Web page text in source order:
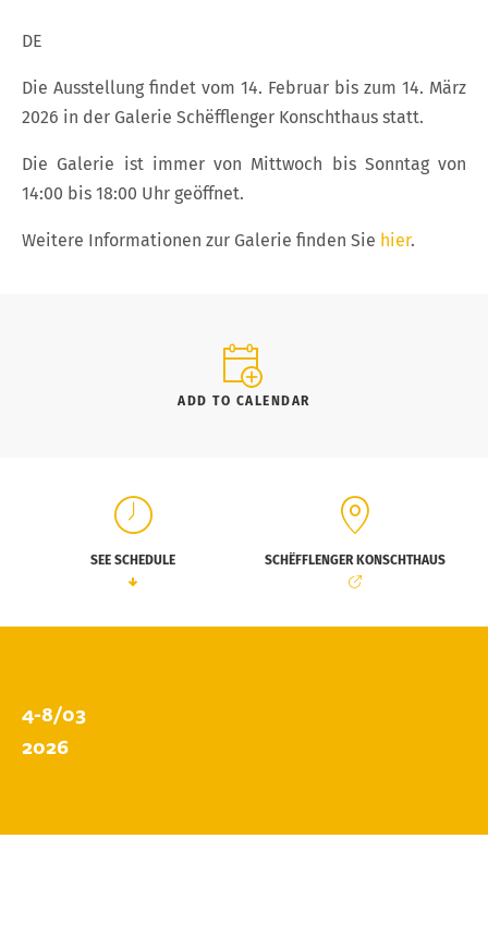
DE
Die Ausstellung findet vom 14. Februar bis zum 14. März
2026 in der Galerie Schëfflenger Konschthaus statt.
Die Galerie ist immer von Mittwoch bis Sonntag von
14:00 bis 18:00 Uhr geöffnet.
Weitere Informationen zur Galerie finden Sie hier.
ADD TO CALENDAR
SEE SCHEDULE SCHËFFLENGER KONSCHTHAUS
4-8/03
2026